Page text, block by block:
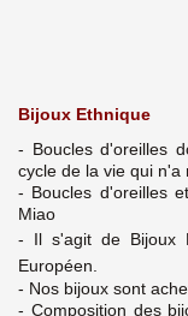
Bijoux Ethnique
- Boucles d'oreilles
cycle de la vie qui n'a
- Boucles d'oreilles
Miao
- Il s'agit de Bijoux
Européen.
- Nos bijoux sont
- Composition des